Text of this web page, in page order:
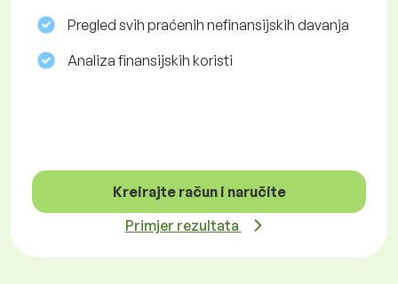
Pregled svih praćenih nefinansijskih davanja
Analiza finansijskih koristi
Kreirajte račun i naručite
Primjer rezultata